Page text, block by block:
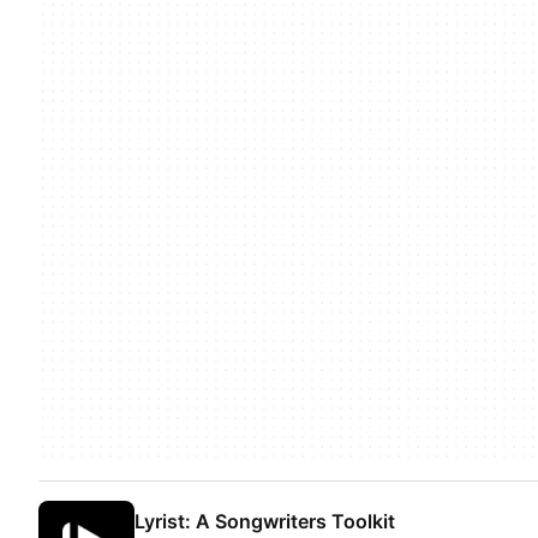
Lyrist: A Songwriters Toolkit